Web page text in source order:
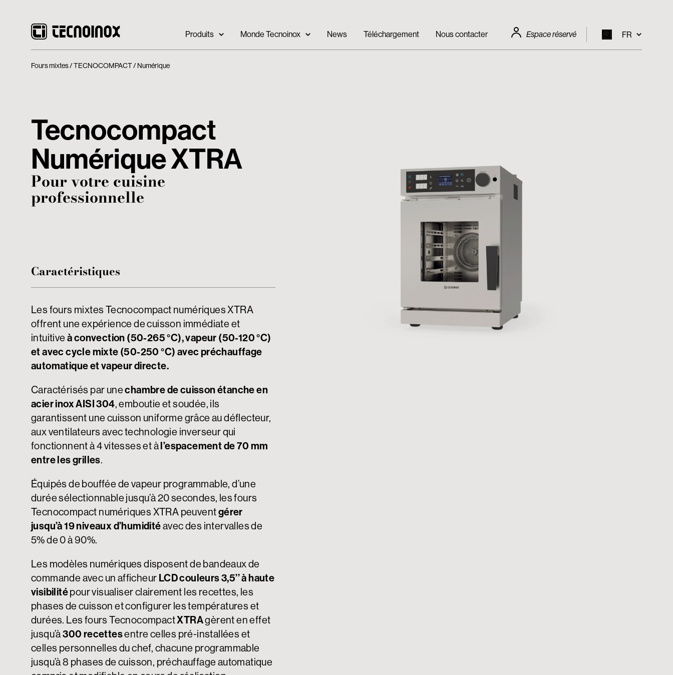
Produits Monde Tecnoinox News Téléchargement Nous contacter Espace réservé FR
Fours mixtes TECNOCOMPACT Numérique
Tecnocompact
Numérique XTRA
Pour votre cuisine
professionnelle
Caractéristiques
Les fours mixtes Tecnocompact numériques XTRA
offrent une expérience de cuisson immédiate et
intuitiveà convection (50-265 °C), vapeur (50-120 °C)
et avec cycle mixte (50-250 °C) avec préchauffage
automatique et vapeur directe.
Caractérisés par unechambre de cuisson étanche en
acier inox AISI 304, emboutie et soudée, ils
garantissent une cuisson uniforme grâce au déflecteur,
aux ventilateurs avec technologie inverseur qui
fonctionnent à 4 vitesses et àl’espacement de 70 mm
entre les grilles.
Équipés de bouffée de vapeur programmable, d’une
durée sélectionnable jusqu’à 20 secondes, les fours
Tecnocompact numériques XTRA peuventgérer
jusqu’à 19 niveaux d’humiditéavec des intervalles de
5% de 0 à 90%.
Les modèles numériques disposent de bandeaux de
commande avec un afficheur LCD couleurs 3,5’’ à haute
visibilitépour visualiser clairement les recettes, les
phases de cuisson et configurer les températures et
durées. Les fours TecnocompactXTRAgèrent en effet
jusqu’à300 recettesentre celles pré-installées et
celles personnelles du chef, chacune programmable
jusqu’à 8 phases de cuisson, préchauffage automatique